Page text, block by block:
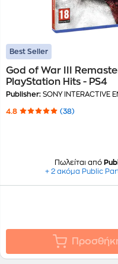
Best Seller
God of War III
PlayStation Hits - PS4
Publisher:SONY INTERACTIVE
4.8 (38)
Πωλείται από
+ 2 ακόμα Public